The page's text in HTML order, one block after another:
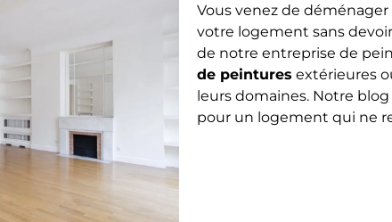
Vous venez de déménager
votre logement sans
de notre entreprise de
de peintures extérieures
leurs domaines. Notre
pour un logement qui ne